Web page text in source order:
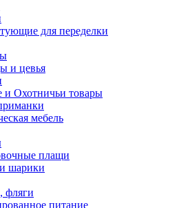
для переделки
и цевья
и Охотничьи товары
мебель
плащи
шарики
фляги
питание